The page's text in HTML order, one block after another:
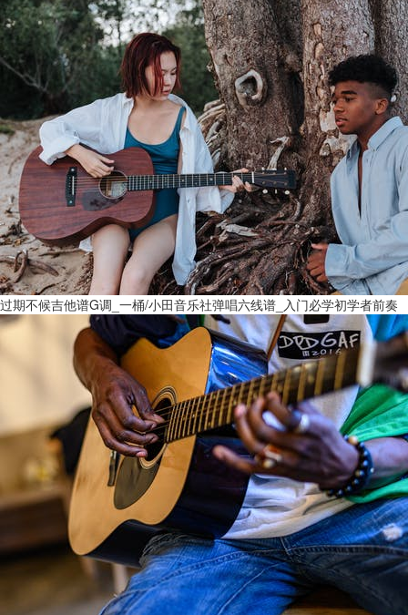
过期不候吉他谱G调_一桶/小田音乐社弹唱六线谱_入门必学初学者前奏